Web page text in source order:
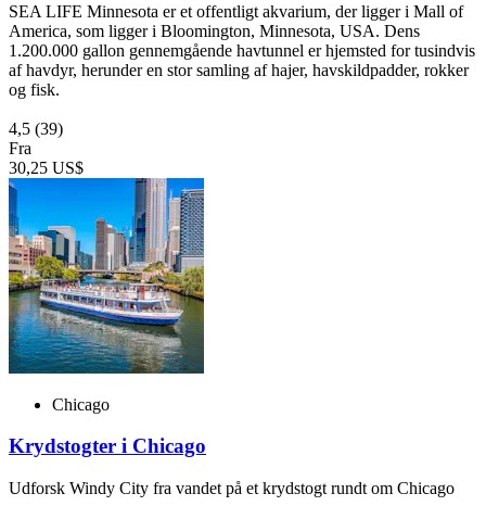
SEA LIFE Minnesota er et offentligt akvarium, der ligger i Mall of
America, som ligger i Bloomington, Minnesota, USA. Dens
1.200.000 gallon gennemgående havtunnel er hjemsted for tusindvis
af havdyr, herunder en stor samling af hajer, havskildpadder, rokker
og fisk.
4,5 (39)
Fra
30,25 US$
Chicago
Krydstogter i Chicago
Udforsk Windy City fra vandet på et krydstogt rundt om Chicago